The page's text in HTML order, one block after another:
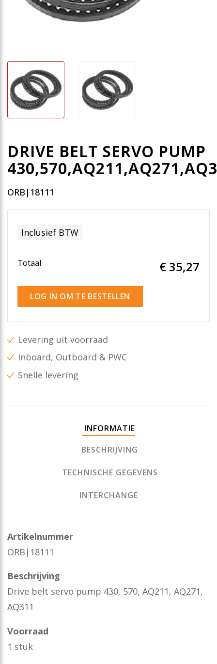
DRIVE BELT SERVO PUMP
ORB|18111
Inclusief BTW
Totaal € 35,27
LOG IN OM TE BESTELLEN
Levering uit voorraad
Inboard, Outboard & PWC
Snelle levering
INFORMATIE
BESCHRIJVING
TECHNISCHE GEGEVENS
INTERCHANGE
Artikelnummer
ORB|18111
Beschrijving
Drive belt servo pump 430, 570, AQ211, AQ271,
AQ311
Voorraad
1 stuk